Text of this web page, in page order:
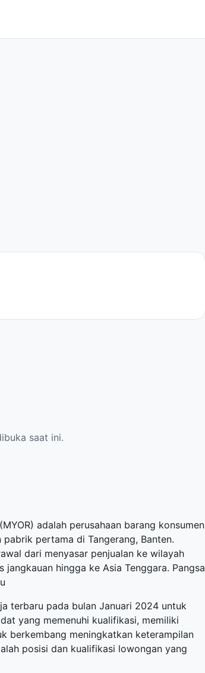
saat ini.
adalah perusahaan barang konsumen
pertama di Tangerang, Banten.
dari menyasar penjualan ke wilayah
hingga ke Asia Tenggara. Pangsa
terbaru pada bulan Januari 2024 untuk
yang memenuhi kualifikasi, memiliki
berkembang meningkatkan keterampilan
posisi dan kualifikasi lowongan yang